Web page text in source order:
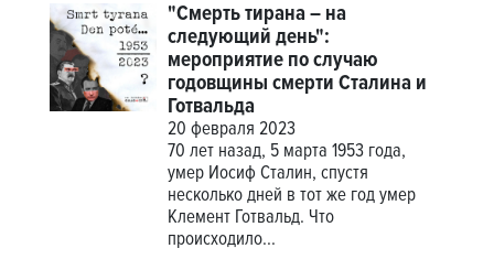
"Смерть тирана – на
следующий день":
мероприятие по случаю
годовщины смерти Сталина и
Готвальда
20 февраля 2023
70 лет назад, 5 марта 1953 года,
умер Иосиф Сталин, спустя
несколько дней в тот же год умер
Клемент Готвальд. Что
происходило...